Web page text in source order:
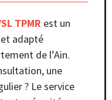
TPMR est un
adapté
de l’Ain.
une
? Le service